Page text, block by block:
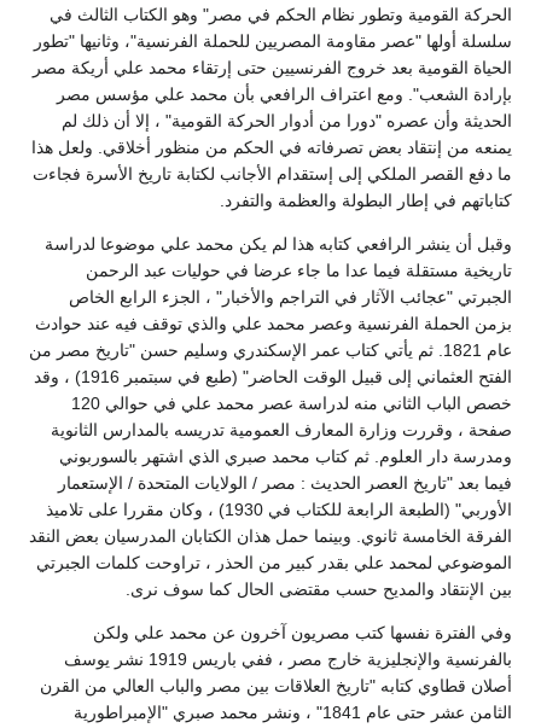
الحركة القومية وتطور نظام الحكم في مصر" وهو الكتاب الثالث في
سلسلة أولها "عصر مقاومة المصريين للحملة الفرنسية"، وثانيها "تطور
الحياة القومية بعد خروج الفرنسيين حتى إرتقاء محمد علي أريكة مصر
بإرادة الشعب". ومع اعتراف الرافعي بأن محمد علي مؤسس مصر
الحديثة وأن عصره "دورا من أدوار الحركة القومية" ، إلا أن ذلك لم
يمنعه من إنتقاد بعض تصرفاته في الحكم من منظور أخلاقي. ولعل هذا
ما دفع القصر الملكي إلى إستقدام الأجانب لكتابة تاريخ الأسرة فجاءت
كتاباتهم في إطار البطولة والعظمة والتفرد.
وقبل أن ينشر الرافعي كتابه هذا لم يكن محمد علي موضوعا لدراسة
تاريخية مستقلة فيما عدا ما جاء عرضا في حوليات عبد الرحمن
الجبرتي "عجائب الآثار في التراجم والأخبار" ، الجزء الرابع الخاص
بزمن الحملة الفرنسية وعصر محمد علي والذي توقف فيه عند حوادث
عام 1821. ثم يأتي كتاب عمر الإسكندري وسليم حسن "تاريخ مصر من
الفتح العثماني إلى قبيل الوقت الحاضر" (طبع في سبتمبر 1916) ، وقد
خصص الباب الثاني منه لدراسة عصر محمد علي في حوالي 120
صفحة ، وقررت وزارة المعارف العمومية تدريسه بالمدارس الثانوية
ومدرسة دار العلوم. ثم كتاب محمد صبري الذي اشتهر بالسوربوني
فيما بعد "تاريخ العصر الحديث : مصر / الولايات المتحدة / الإستعمار
الأوربي" (الطبعة الرابعة للكتاب في 1930) ، وكان مقررا على تلاميذ
الفرقة الخامسة ثانوي. وبينما حمل هذان الكتابان المدرسيان بعض النقد
الموضوعي لمحمد علي بقدر كبير من الحذر ، تراوحت كلمات الجبرتي
بين الإنتقاد والمديح حسب مقتضى الحال كما سوف نرى.
وفي الفترة نفسها كتب مصريون آخرون عن محمد علي ولكن
بالفرنسية والإنجليزية خارج مصر ، ففي باريس 1919 نشر يوسف
أصلان قطاوي كتابه "تاريخ العلاقات بين مصر والباب العالي من القرن
الثامن عشر حتى عام 1841" ، ونشر محمد صبري "الإمبراطورية